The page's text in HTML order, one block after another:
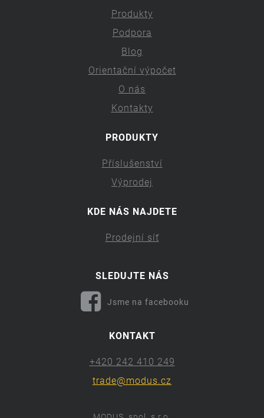
Produkty
Podpora
Blog
Orientační výpočet
O nás
Kontakty
PRODUKTY
Příslušenství
Výprodej
KDE NÁS NAJDETE
Prodejní síť
SLEDUJTE NÁS
Jsme na facebooku
KONTAKT
+420 242 410 249
trade@modus.cz